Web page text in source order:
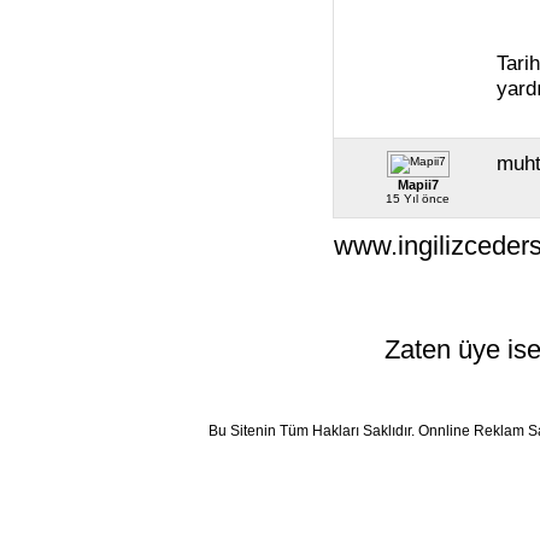
Mapii7
15 Yıl önce
Zaten üye
Bu Sitenin Tüm Hakları Saklıdır. Onnline